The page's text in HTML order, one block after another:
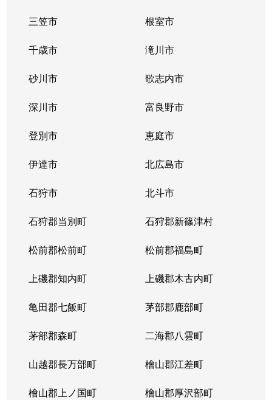
三笠市 根室市
千歳市 滝川市
砂川市 歌志内市
深川市 富良野市
登別市 恵庭市
伊達市 北広島市
石狩市 北斗市
石狩郡当別町 石狩郡新篠津村
松前郡松前町 松前郡福島町
上磯郡知内町 上磯郡木古内町
亀田郡七飯町 茅部郡鹿部町
茅部郡森町 二海郡八雲町
山越郡長万部町 檜山郡江差町
檜山郡上ノ国町 檜山郡厚沢部町